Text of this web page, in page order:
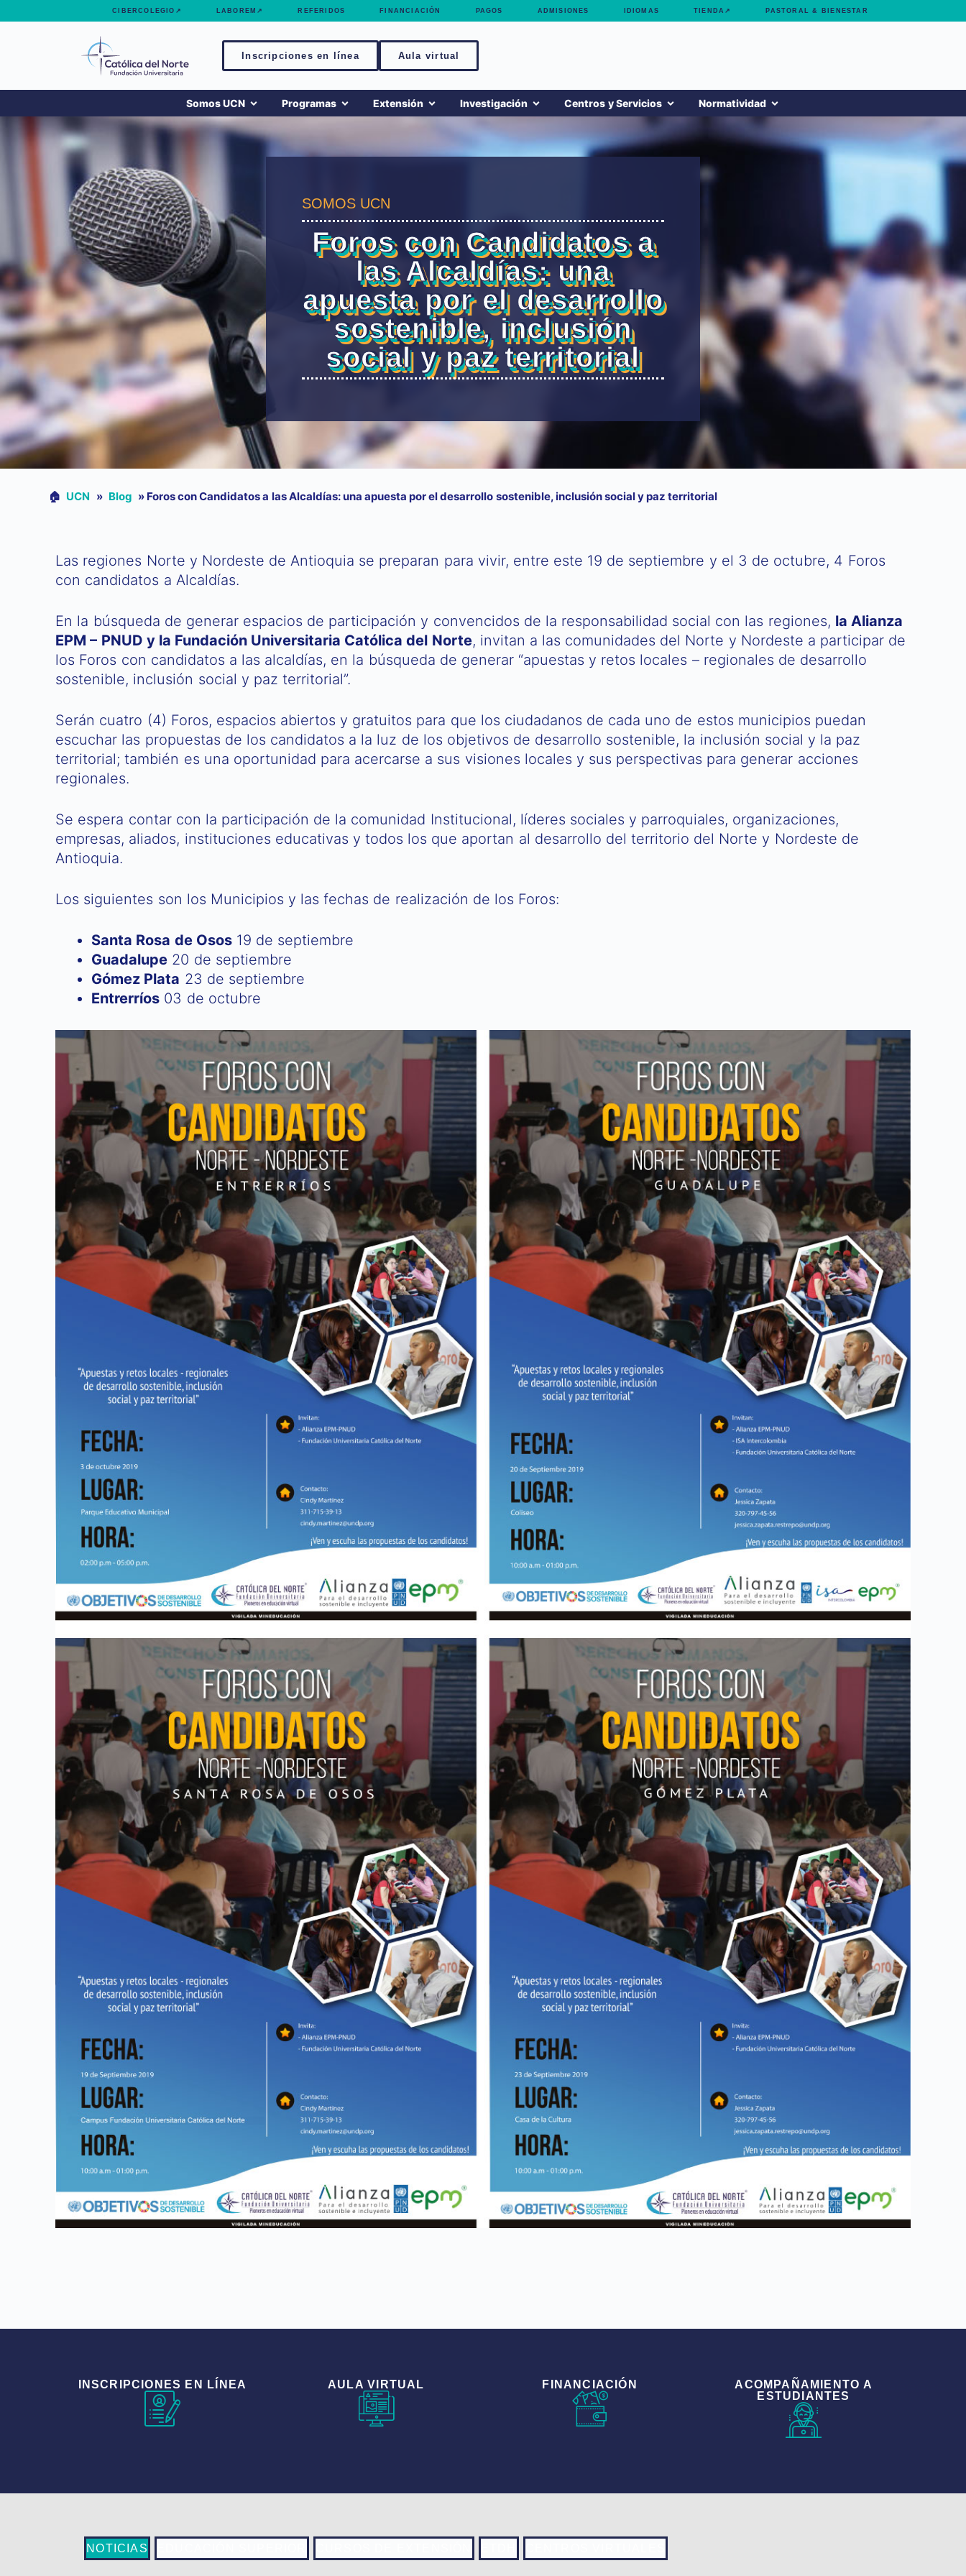
CIBERCOLEGIO↗ LABOREM↗ REFERIDOS FINANCIACIÓN PAGOS ADMISIONES IDIOMAS TIENDA↗ PASTORAL & BIENESTAR
Inscripciones en línea Aula virtual
Somos UCN Programas Extensión Investigación Centros y Servicios Normatividad
SOMOS UCN
Foros con Candidatos a
las Alcaldías: una
apuesta por el desarrollo
sostenible, inclusión
social y paz territorial
🏠︎ UCN » Blog » Foros con Candidatos a las Alcaldías: una apuesta por el desarrollo sostenible, inclusión social y paz territorial
Las regiones Norte y Nordeste de Antioquia se preparan para vivir, entre este 19 de septiembre y el 3 de octubre, 4 Foros
con candidatos a Alcaldías.
En la búsqueda de generar espacios de participación y convencidos de la responsabilidad social con las regiones, la Alianza
EPM – PNUD y la Fundación Universitaria Católica del Norte, invitan a las comunidades del Norte y Nordeste a participar de
los Foros con candidatos a las alcaldías, en la búsqueda de generar “apuestas y retos locales – regionales de desarrollo
sostenible, inclusión social y paz territorial”.
Serán cuatro (4) Foros, espacios abiertos y gratuitos para que los ciudadanos de cada uno de estos municipios puedan
escuchar las propuestas de los candidatos a la luz de los objetivos de desarrollo sostenible, la inclusión social y la paz
territorial; también es una oportunidad para acercarse a sus visiones locales y sus perspectivas para generar acciones
regionales.
Se espera contar con la participación de la comunidad Institucional, líderes sociales y parroquiales, organizaciones,
empresas, aliados, instituciones educativas y todos los que aportan al desarrollo del territorio del Norte y Nordeste de
Antioquia.
Los siguientes son los Municipios y las fechas de realización de los Foros:
Santa Rosa de Osos19 de septiembre
Guadalupe 20 de septiembre
Gómez Plata 23 de septiembre
Entrerríos 03 de octubre
INSCRIPCIONES EN LÍNEA AULA VIRTUAL FINANCIACIÓN
ACOMPAÑAMIENTO A
ESTUDIANTES
NOTICIAS